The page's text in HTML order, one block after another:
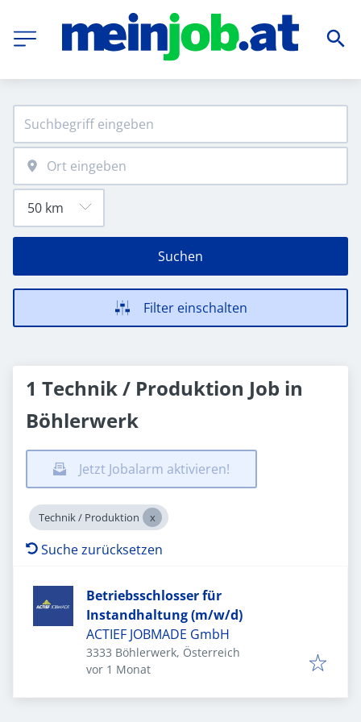
Suchen
Filter einschalten
1 Technik / Produktion Job in
Böhlerwerk
Jetzt Jobalarm aktivieren!
Technik / Produktion
Suche zurücksetzen
Betriebsschlosser für
Instandhaltung (m/w/d)
ACTIEF JOBMADE GmbH
3333 Böhlerwerk, Österreich
Veröffentlicht
vor 1 Monat